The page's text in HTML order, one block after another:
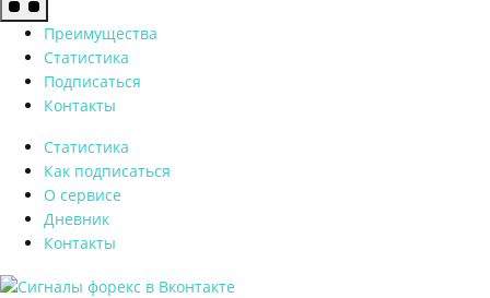
Преимущества
Статистика
Подписаться
Контакты
Статистика
Как подписаться
О сервисе
Дневник
Контакты